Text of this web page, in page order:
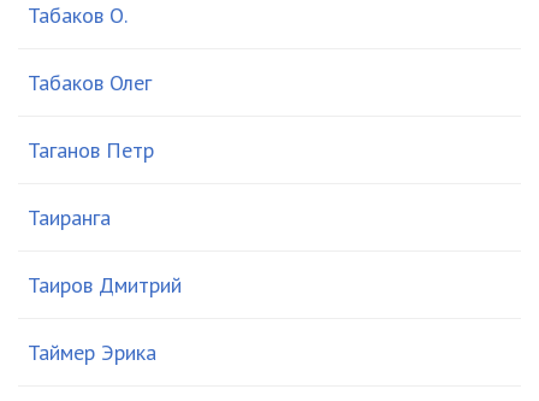
Табаков О.
Табаков Олег
Таганов Петр
Таиранга
Таиров Дмитрий
Таймер Эрика